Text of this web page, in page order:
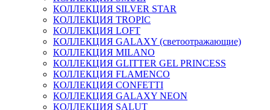
КОЛЛЕКЦИЯ SILVER STAR
КОЛЛЕКЦИЯ TROPIC
КОЛЛЕКЦИЯ LOFT
КОЛЛЕКЦИЯ GALAXY (светоотражающие)
КОЛЛЕКЦИЯ MILANO
КОЛЛЕКЦИЯ GLITTER GEL PRINCESS
КОЛЛЕКЦИЯ FLAMENCO
КОЛЛЕКЦИЯ CONFETTI
КОЛЛЕКЦИЯ GALAXY NEON
КОЛЛЕКЦИЯ SALUT